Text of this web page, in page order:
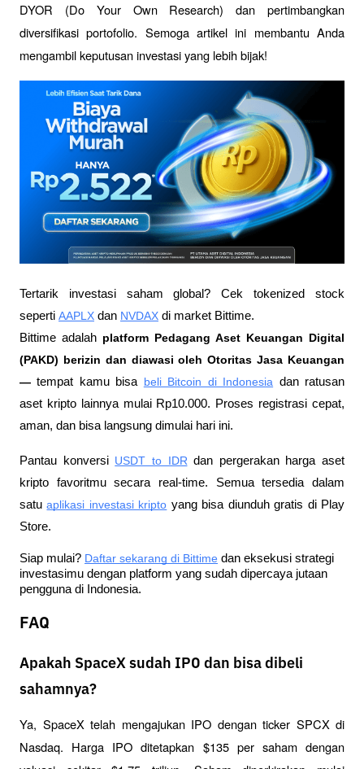
DYOR (Do Your Own Research) dan pertimbangkan
diversifikasi portofolio. Semoga artikel ini membantu Anda
mengambil keputusan investasi yang lebih bijak!
Tertarik investasi saham global? Cek tokenized stock
seperti AAPLX dan NVDAX di market Bittime.
Bittime adalah platform Pedagang Aset Keuangan Digital
(PAKD) berizin dan diawasi oleh Otoritas Jasa Keuangan
— tempat kamu bisa beli Bitcoin di Indonesia dan ratusan
aset kripto lainnya mulai Rp10.000. Proses registrasi cepat,
aman, dan bisa langsung dimulai hari ini.
Pantau konversi USDT to IDR dan pergerakan harga aset
kripto favoritmu secara real-time. Semua tersedia dalam
satu aplikasi investasi kripto yang bisa diunduh gratis di Play
Store.
Siap mulai? Daftar sekarang di Bittime dan eksekusi strategi
investasimu dengan platform yang sudah dipercaya jutaan
pengguna di Indonesia.
FAQ
Apakah SpaceX sudah IPO dan bisa dibeli
sahamnya?
Ya, SpaceX telah mengajukan IPO dengan ticker SPCX di
Nasdaq. Harga IPO ditetapkan $135 per saham dengan